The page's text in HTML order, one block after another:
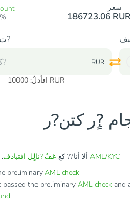
سغر
186723.06
ت?دك افكبف?
RUR
افأدلٌ: 10000 RUR
ألا أنا?? كغغفٌ ?نالٍل افتبادف
AML/KYC
preliminary AML check
the preliminary AML checkand